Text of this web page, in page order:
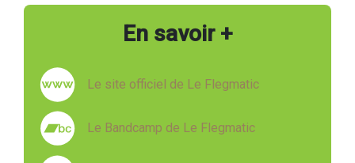
En savoir +
Le site officiel de Le Flegmatic
Le Bandcamp de Le Flegmatic